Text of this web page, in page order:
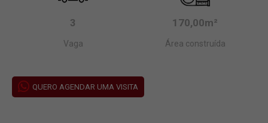
3
Vaga
170,00m²
Área construída
QUERO AGENDAR UMA VISITA